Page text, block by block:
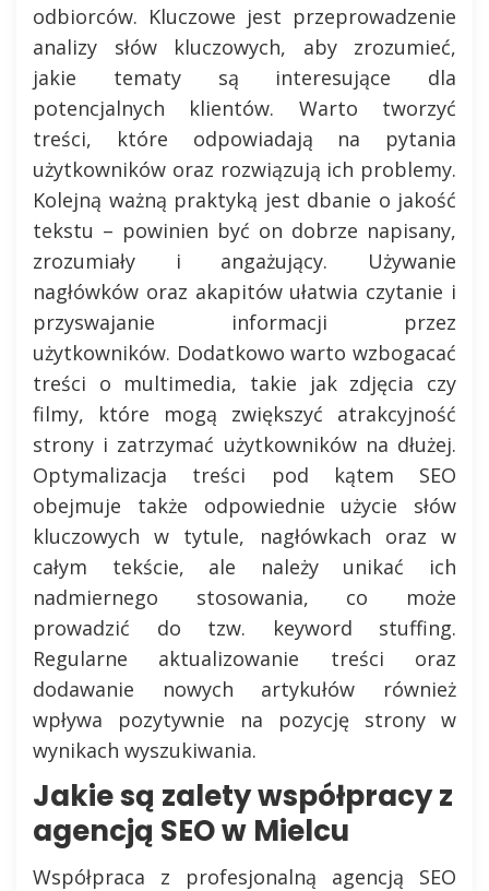
odbiorców. Kluczowe jest przeprowadzenie
analizy słów kluczowych, aby zrozumieć,
jakie tematy są interesujące dla
potencjalnych klientów. Warto tworzyć
treści, które odpowiadają na pytania
użytkowników oraz rozwiązują ich problemy.
Kolejną ważną praktyką jest dbanie o jakość
tekstu – powinien być on dobrze napisany,
zrozumiały i angażujący. Używanie
nagłówków oraz akapitów ułatwia czytanie i
przyswajanie informacji przez
użytkowników. Dodatkowo warto wzbogacać
treści o multimedia, takie jak zdjęcia czy
filmy, które mogą zwiększyć atrakcyjność
strony i zatrzymać użytkowników na dłużej.
Optymalizacja treści pod kątem SEO
obejmuje także odpowiednie użycie słów
kluczowych w tytule, nagłówkach oraz w
całym tekście, ale należy unikać ich
nadmiernego stosowania, co może
prowadzić do tzw. keyword stuffing.
Regularne aktualizowanie treści oraz
dodawanie nowych artykułów również
wpływa pozytywnie na pozycję strony w
wynikach wyszukiwania.
Jakie są zalety współpracy z
agencją SEO w Mielcu
Współpraca z profesjonalną agencją SEO